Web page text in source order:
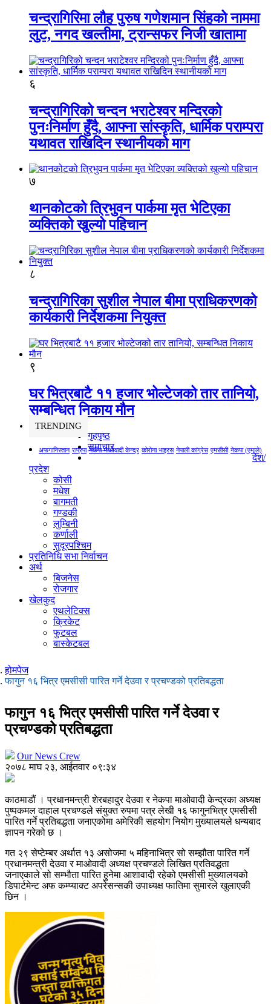
चन्द्रागिरिमा लौह पुरुष गणेशमान सिंहको नाममा
लुट, नगद खल्तीमा, ट्रान्सफर निजी खातामा
६
चन्द्रागिरिको चन्दन भराटेश्वर मन्दिरको
पुनःनिर्माण हुँदै, आफ्ना सांस्कृति, धार्मिक पराम्परा
यथावत राखिदिन स्थानीयको माग
७
थानकोटको त्रिभुवन पार्कमा मृत भेटिएका
व्यक्तिको खुल्यो पहिचान
८
चन्द्रागिरिका सुशील नेपाल बीमा प्राधिकरणको
कार्यकारी निर्देशकमा नियुक्त
९
घर भित्रबाटै ११ हजार भोल्टेजको तार तानियो,
सम्बन्धित निकाय मौन
TRENDING
अफगानिस्तान राप्रपा नेकपा माओवादी केन्द्र कोरोना भाइरस नेपाली कांग्रेस एमसीसी नेकपा (एमाले)
गृहपृष्ठ
समाचार
देश/
प्रदेश
कोसी
मधेश
बागमती
गण्डकी
लुम्बिनी
कर्णाली
सुदूरपश्चिम
प्रतिनिधि सभा निर्वाचन
अर्थ
बिजनेस
रोजगार
खेलकुद
एथलेटिक्स
क्रिकेट
फुटबल
बास्केटबल
होमपेज
फागुन १६ भित्र एमसीसी पारित गर्ने देउवा र प्रचण्डको प्रतिबद्धता
फागुन १६ भित्र एमसीसी पारित गर्ने देउवा र
प्रचण्डको प्रतिबद्धता
Our News Crew
२०७८ माघ २३, आईतवार ०९:३४
काठमाडौं । प्रधानमन्त्री शेरबहादुर देउवा र नेकपा माओवादी केन्द्रका अध्यक्ष
पुष्पकमल दाहाल प्रचण्डले संयुक्त रुपमा पत्र लेखी १६ फागुनभित्र एमसीसी
पारित गर्ने प्रतिबद्धता जनाएकोमा अमेरिकी सहयोग नियोग मुख्यालयले धन्यबाद
ज्ञापन गरेको छ ।
गत २९ सेप्टेम्बर अर्थात १३ असोजमा ५ महिनाभित्र सो सम्झौता पारित गर्ने
प्रधानमन्त्री देउवा र माओवादी अध्यक्ष प्रचण्डले लिखित प्रतिवद्धता
जनाएकाले सो सम्भौता पारित हुनेमा आशावादी रहेको एमसीसी मुख्यालयको
डिपार्टमेन्ट अफ कम्प्याक्ट अपरेसन्सकी उपाध्यक्ष फातिमा सुमारले खुलाएकी
छिन ।